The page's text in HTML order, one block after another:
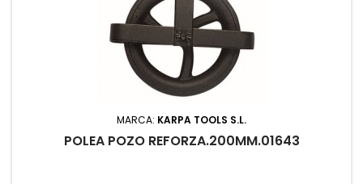
MARCA: KARPA TOOLS S.L.
POLEA POZO REFORZA.200MM.01643